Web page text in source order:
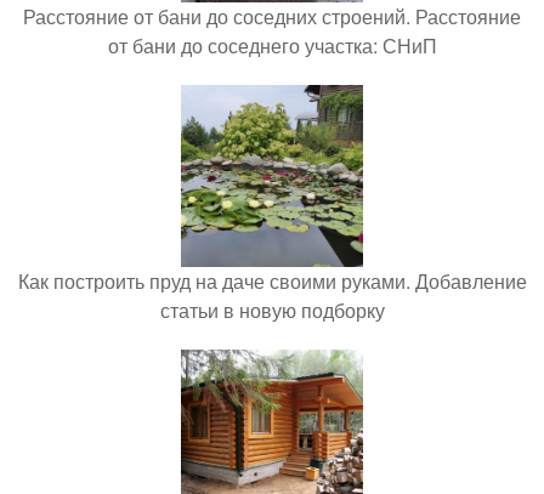
Расстояние от бани до соседних строений. Расстояние
от бани до соседнего участка: СНиП
Как построить пруд на даче своими руками. Добавление
статьи в новую подборку